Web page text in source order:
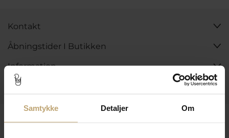
Samtykke Detaljer Om
Kontakt
Åbningstider I Butikken
Information
Praktiske Sider